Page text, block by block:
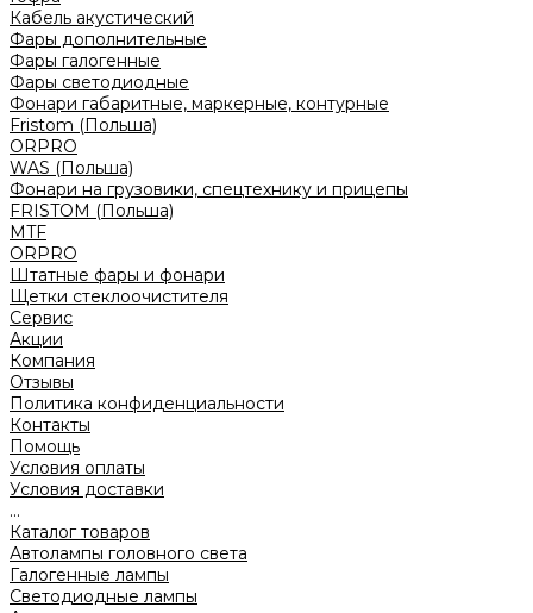
Кабель акустический
Фары дополнительные
Фары галогенные
Фары светодиодные
Фонари габаритные, маркерные, контурные
Fristom (Польша)
ORPRO
WAS (Польша)
Фонари на грузовики, спецтехнику и прицепы
FRISTOM (Польша)
MTF
ORPRO
Штатные фары и фонари
Щетки стеклоочистителя
Сервис
Акции
Компания
Отзывы
Политика конфиденциальности
Контакты
Помощь
Условия оплаты
Условия доставки
...
Каталог товаров
Автолампы головного света
Галогенные лампы
Светодиодные лампы